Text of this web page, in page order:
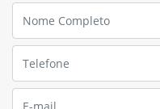
formulário abaixo